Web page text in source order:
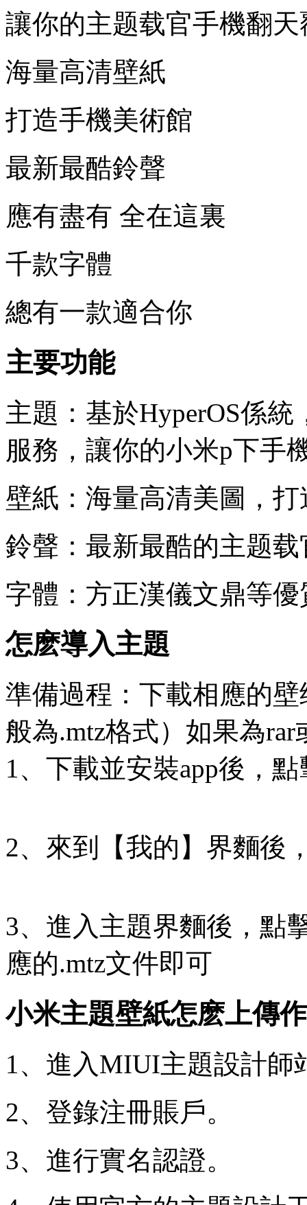
讓你的主题载官手機翻
海量高清壁紙
打造手機美術館
最新最酷鈴聲
應有盡有 全在這裏
千款字體
總有一款適合你
主要功能
主題：基於HyperOS係
服務，讓你的小米p下手
壁紙：海量高清美圖，
鈴聲：最新最酷的主题
字體：方正漢儀文鼎等
怎麽導入主題
準備過程：下載相應的
般為.mtz格式）如果為
1、下載並安裝app後，
2、來到【我的】界麵後
3、進入主題界麵後，點
應的.mtz文件即可
小米主題壁紙怎麽上傳
1、進入MIUI主題設計師
2、登錄注冊賬戶。
3、進行實名認證。